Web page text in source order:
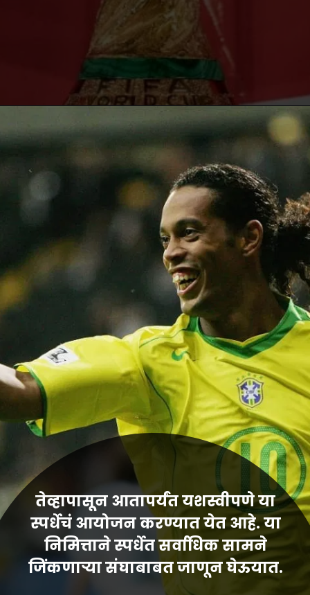
तेव्हापासून आतापर्यंत यशस्वीपणे या
स्पर्धेचं आयोजन करण्यात येत आहे. या
निमित्ताने स्पर्धेत सर्वाधिक सामने
जिंकणाऱ्या संघाबाबत जाणून घेऊयात.